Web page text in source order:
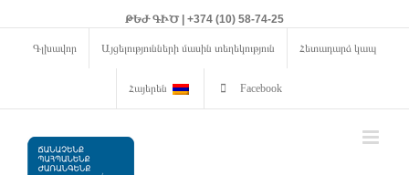
ԹԵԺ ԳԻԾ | +374 (10) 58-74-25
Գլխավոր Այցելությունների մասին տեղեկություն Հետադարձ կապ
Հայերեն Facebook